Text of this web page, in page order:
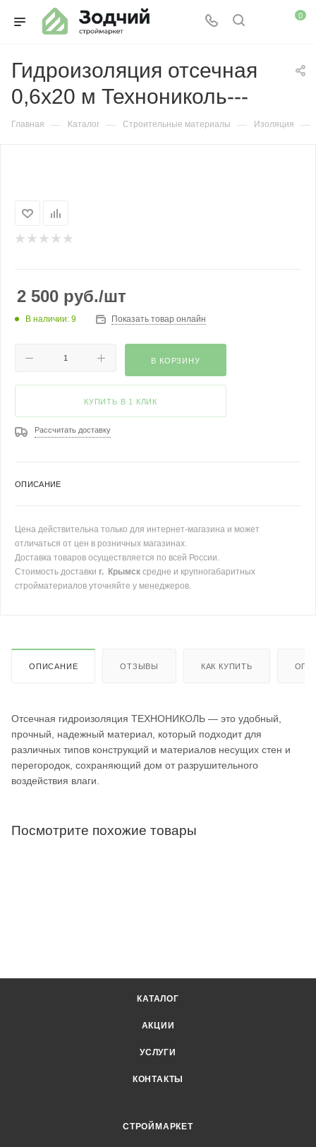
0
Гидроизоляция отсечная
0,6х20 м Технониколь---
Главная — Каталог — Строительные материалы — Изоляция —
2 500 руб./шт
В наличии: 9 Показать товар онлайн
В КОРЗИНУ
КУПИТЬ В 1 КЛИК
Рассчитать доставку
ОПИСАНИЕ
Цена действительна только для интернет-магазина и может
отличаться от цен в розничных магазинах.
Доставка товаров осуществляется по всей России.
Стоимость доставки г. Крымск средне и крупногабаритных
стройматериалов уточняйте у менеджеров.
ОПИСАНИЕ ОТЗЫВЫ КАК КУПИТЬ
Отсечная гидроизоляция ТЕХНОНИКОЛЬ — это удобный,
прочный, надежный материал, который подходит для
различных типов конструкций и материалов несущих стен и
перегородок, сохраняющий дом от разрушительного
воздействия влаги.
Посмотрите похожие товары
КАТАЛОГ
АКЦИИ
УСЛУГИ
КОНТАКТЫ
СТРОЙМАРКЕТ